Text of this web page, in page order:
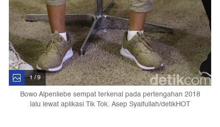
1 / 9
Bowo Alpenliebe sempat terkenal pada pertengahan 2018
lalu lewat aplikasi Tik Tok. Asep Syaifullah/detikHOT